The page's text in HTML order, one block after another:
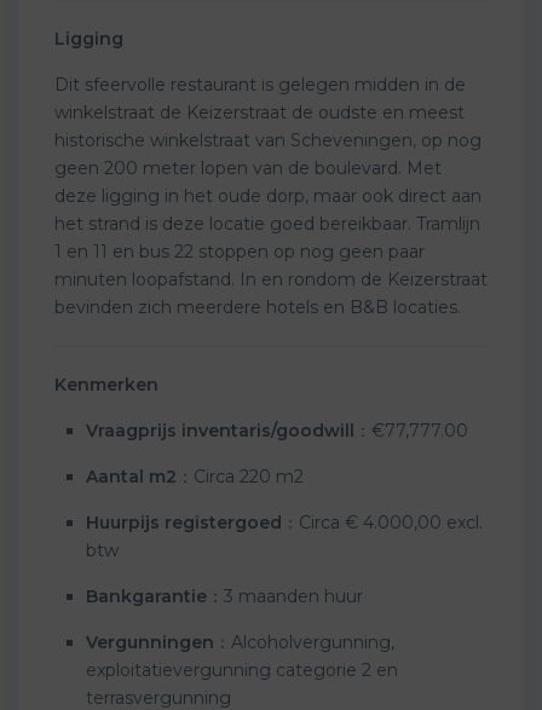
Ligging
Dit sfeervolle restaurant is gelegen midden in de
winkelstraat de Keizerstraat de oudste en meest
historische winkelstraat van Scheveningen, op nog
geen 200 meter lopen van de boulevard. Met
deze ligging in het oude dorp, maar ook direct aan
het strand is deze locatie goed bereikbaar. Tramlijn
1 en 11 en bus 22 stoppen op nog geen paar
minuten loopafstand. In en rondom de Keizerstraat
bevinden zich meerdere hotels en B&B locaties.
Kenmerken
Vraagprijs inventaris/goodwill ：€77,777.00
Aantal m2 ：Circa 220 m2
Huurpijs registergoed ：Circa € 4.000,00 excl.
btw
Bankgarantie ：3 maanden huur
Vergunningen ：Alcoholvergunning,
exploitatievergunning categorie 2 en
terrasvergunning